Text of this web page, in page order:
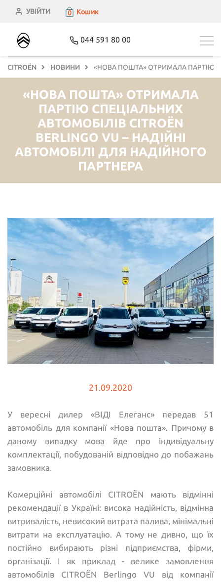
УВІЙТИ 0 Кошик
044 591 80 00
CITROЁN НОВИНИ «НОВА ПОШТА» ОТРИМАЛА ПАРТІЮ
«НОВА ПОШТА» ОТРИМАЛА
ПАРТІЮ СПЕЦІАЛЬНИХ
АВТОМОБІЛІВ CITROËN
BERLINGO VU – НАДІЙНІ
АВТОМОБІЛІ ДЛЯ НАДІЙНОГО
ПАРТНЕРА
21.09.2020
У вересні дилер «ВІДІ Елеганс» передав 51
автомобіль для компанії «Нова пошта». Причому в
даному випадку мова йде про індивідуальну
комплектації, побудованій відповідно до побажань
замовника.
Комерційні автомобілі CITROЁN мають відмінні
рекомендації в Україні: висока надійність, відмінна
витривалість, невисокий витрата палива, мінімальні
витрати на експлуатацію. А тому не дивно, що їх
постійно вибирають різні підприємства, фірми,
організації. І як приклад - велике замовлення
автомобілів CITROЁN Berlingo VU від компанії